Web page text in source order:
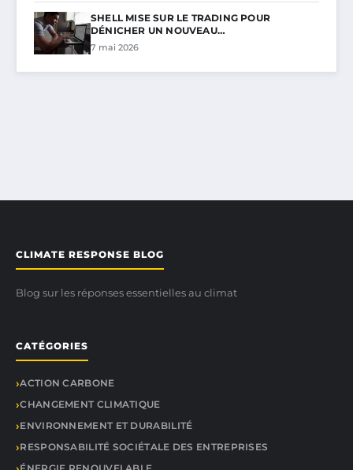
SHELL MISE SUR LE TRADING POUR
DÉNICHER UN NOUVEAU…
7 mai 2026
CLIMATE RESPONSE BLOG
Blog sur les réponses essentielles au climat
CATÉGORIES
ACTION CARBONE
CHANGEMENT CLIMATIQUE
ENVIRONNEMENT ET DURABILITÉ
RESPONSABILITÉ SOCIÉTALE DES ENTREPRISES